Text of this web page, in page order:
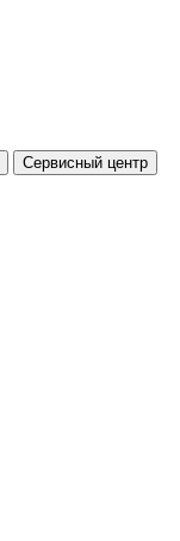
Сервисный центр